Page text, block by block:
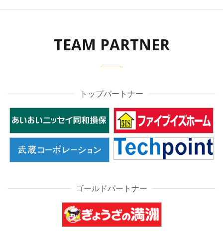
TEAM PARTNER
トップパートナー
ゴールドパートナー